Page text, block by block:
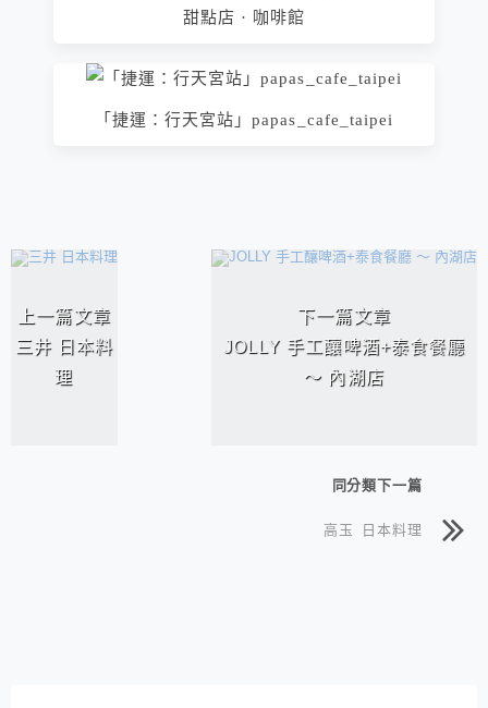
甜點店 · 咖啡館
「捷運：行天宮站」papas_cafe_taipei
相連文章
上一篇文章
三井 日本料
理
下一篇文章
JOLLY 手工釀啤酒+泰食餐廳
～ 內湖店
同分類下一篇
高玉 日本料理